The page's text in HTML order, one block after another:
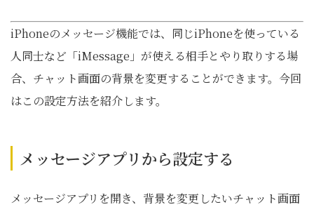
iPhoneのメッセージ機能では、同じiPhoneを使っている
人同士など「iMessage」が使える相手とやり取りする場
合、チャット画面の背景を変更することができます。今回
はこの設定方法を紹介します。
メッセージアプリから設定する
メッセージアプリを開き、背景を変更したいチャット画面